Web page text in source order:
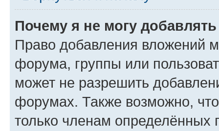
Почему я не могу
Право добавления вложений
форума, группы или
может не разрешить
форумах. Также возможно,
только членам определённых